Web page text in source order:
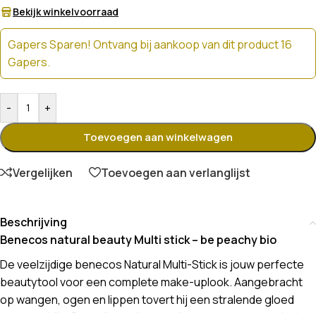
Bekijk winkelvoorraad
Gapers Sparen! Ontvang bij aankoop van dit product 16
Gapers.
- +
Toevoegen aan winkelwagen
Vergelijken Toevoegen aan verlanglijst
Beschrijving
Benecos natural beauty Multi stick – be peachy bio
De veelzijdige benecos Natural Multi-Stick is jouw perfecte
beautytool voor een complete make-uplook. Aangebracht
op wangen, ogen en lippen tovert hij een stralende gloed